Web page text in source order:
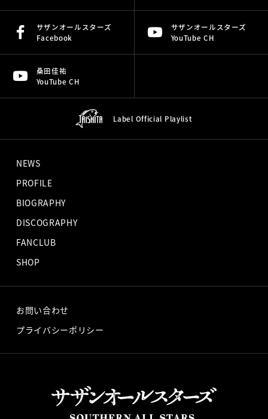
サザンオールスターズ
Facebook
サザンオールスターズ
YouTube CH
桑田佳祐
YouTube CH
Label Official Playlist
NEWS
PROFILE
BIOGRAPHY
DISCOGRAPHY
FANCLUB
SHOP
お問い合わせ
プライバシーポリシー